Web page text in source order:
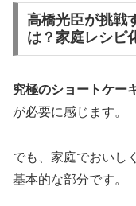
高橋光臣が挑戦
は？家庭レシピ
究極のショートケー
が必要に感じます。
でも、家庭でおいし
基本的な部分です。